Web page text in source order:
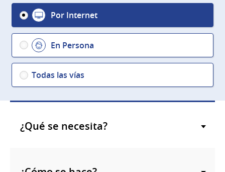
Por Internet
En Persona
Todas las vías
¿Qué se necesita?